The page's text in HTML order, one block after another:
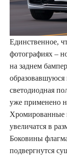
Единственное,
фотографиях –
на заднем
светодиодная
уже применено
Хромированные
увеличатся в
Боковины
подвергнутся